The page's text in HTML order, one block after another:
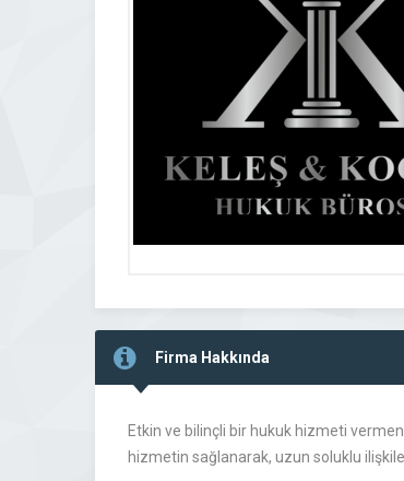
Firma Hakkında
Etkin ve bilinçli bir hukuk hizmeti
hizmetin sağlanarak, uzun soluklu